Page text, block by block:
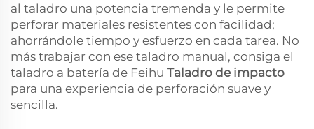
al taladro una potencia tremenda y le permite
perforar materiales resistentes con facilidad;
ahorrándole tiempo y esfuerzo en cada tarea. No
más trabajar con ese taladro manual, consiga el
taladro a batería de Feihu Taladro de impacto
para una experiencia de perforación suave y
sencilla.